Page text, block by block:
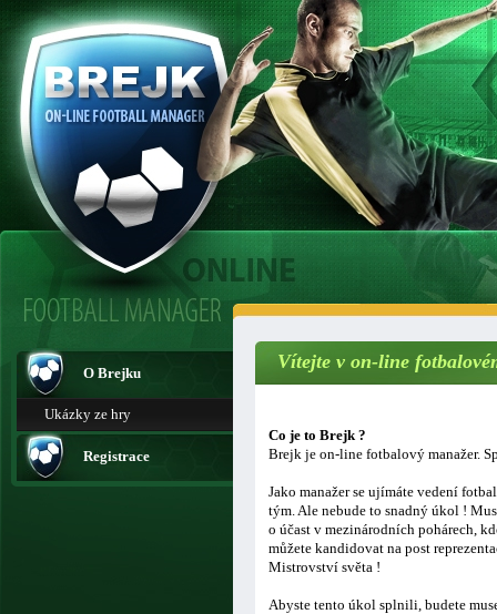
O Brejku
Ukázky ze hry
Registrace
Vítejte v on-line
Co je to Brejk ?
Brejk je on-line fotbalový manažer.
Jako manažer se ujímáte vedení
tým. Ale nebude to snadný úkol !
o účast v mezinárodních pohárech,
můžete kandidovat na post
Mistrovství světa !
Abyste tento úkol splnili, budete